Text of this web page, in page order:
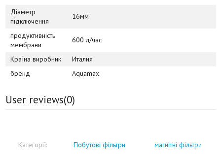
Діаметр
підключення
16мм
продуктивність
мембрани
600 л/час
Країна виробник
Италия
бренд
Aquamax
User reviews(0)
Категорії: Побутові фільтри магнітні фільтри